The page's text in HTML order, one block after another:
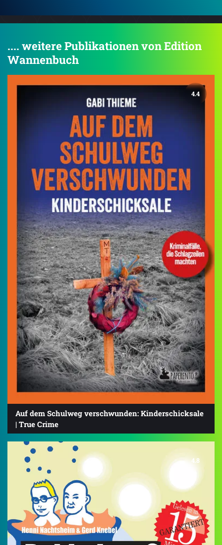
.... weitere Publikationen von Edition
Wannenbuch
4.4
Auf dem Schulweg verschwunden: Kinderschicksale
| True Crime
4.8